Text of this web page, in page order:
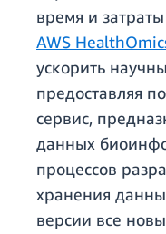
время и
AWS
ускорить
предоставляя
сервис,
данных
процессов
хранения
версии все